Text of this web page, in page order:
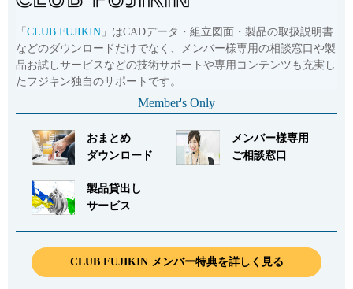
「 CLUB FUJIKIN 」はCADデータ・組立図面・製品の取扱説明書
などのダウンロードだけでなく、メンバー様専用の相談窓口や製
品お試しサービスなどの技術サポートや専用コンテンツも充実し
たフジキン独自のサポートです。
Member's Only
おまとめ
ダウンロード
メンバー様専用
ご相談窓口
製品貸出し
サービス
CLUB FUJIKIN メンバー特典を詳しく見る